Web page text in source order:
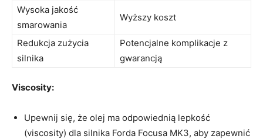
Wysoka jakość
smarowania
Wyższy koszt
Redukcja zużycia
silnika
Potencjalne komplikacje z
gwarancją
Viscosity:
Upewnij się, że ⁣olej​ ma odpowiednią lepkość
(viscosity) dla silnika Forda Focusa MK3, aby‍ zapewnić